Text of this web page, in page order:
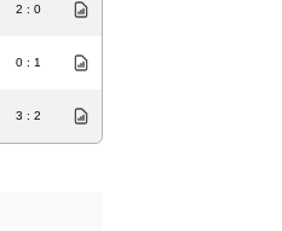
2 : 0
0 : 1
3 : 2